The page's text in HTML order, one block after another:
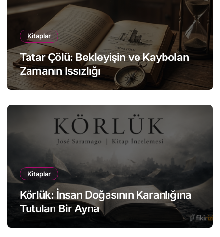
Kitaplar
Tatar Çölü: Bekleyişin ve Kaybolan
Zamanın Issızlığı
Kitaplar
Körlük: İnsan Doğasının Karanlığına
Tutulan Bir Ayna